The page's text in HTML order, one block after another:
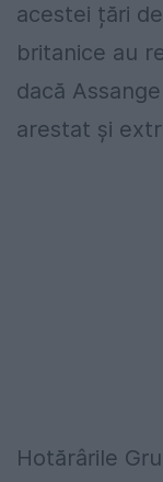
acestei țări
britanice au
dacă
arestat și
Hotărârile